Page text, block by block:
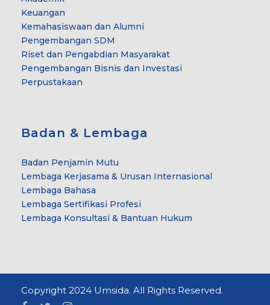
Keuangan
Kemahasiswaan dan Alumni
Pengembangan SDM
Riset dan Pengabdian Masyarakat
Pengembangan Bisnis dan Investasi
Perpustakaan
Badan & Lembaga
Badan Penjamin Mutu
Lembaga Kerjasama & Urusan Internasional
Lembaga Bahasa
Lembaga Sertifikasi Profesi
Lembaga Konsultasi & Bantuan Hukum
Copyright 2024 Umsida. All Rights Reserved.